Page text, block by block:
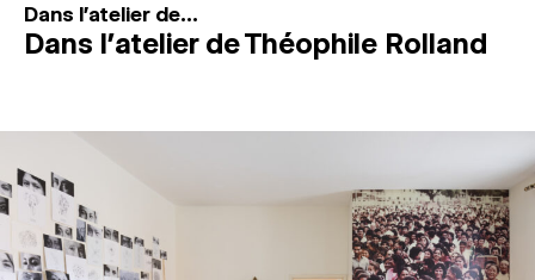
Dans l'atelier de...
Dans l’atelier de Théophile Rolland